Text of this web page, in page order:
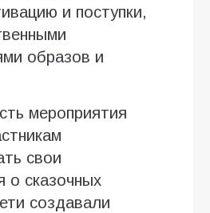
и поступки,
образов и
мероприятия
свои
о сказочных
создавали